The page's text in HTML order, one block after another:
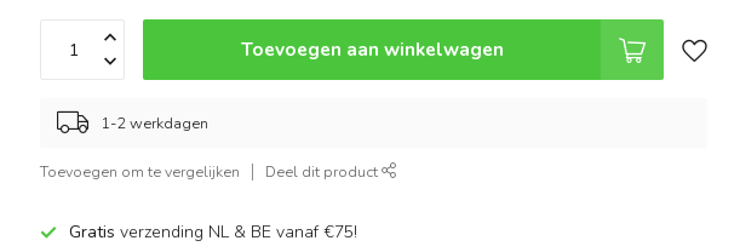
Toevoegen aan winkelwagen
1-2 werkdagen
Toevoegen om te vergelijken Deel dit product
Gratisverzending NL & BE vanaf €75!